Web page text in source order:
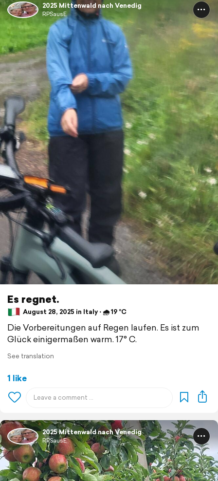
2025 Mittenwald nach Venedig
RPSausE
Es regnet.
August 28, 2025 in Italy ⋅ 🌧 19 °C
Die Vorbereitungen auf Regen laufen. Es ist zum
Glück einigermaßen warm. 17° C.
See translation
1 like
2025 Mittenwald nach Venedig
RPSausE